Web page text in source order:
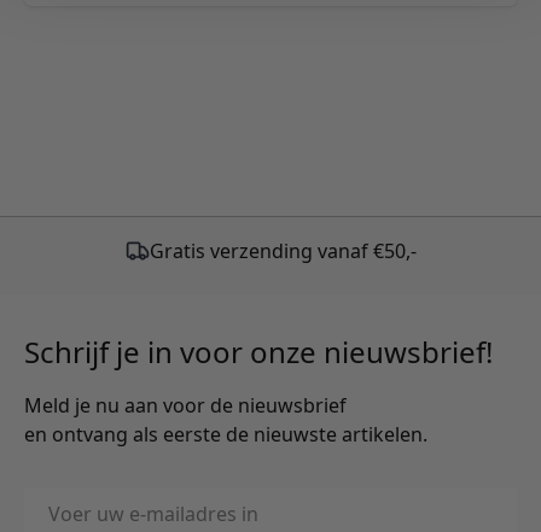
Gratis verzending vanaf €50,-
Schrijf je in voor onze nieuwsbrief!
Meld je nu aan voor de nieuwsbrief
en ontvang als eerste de nieuwste artikelen.
E-mailadres